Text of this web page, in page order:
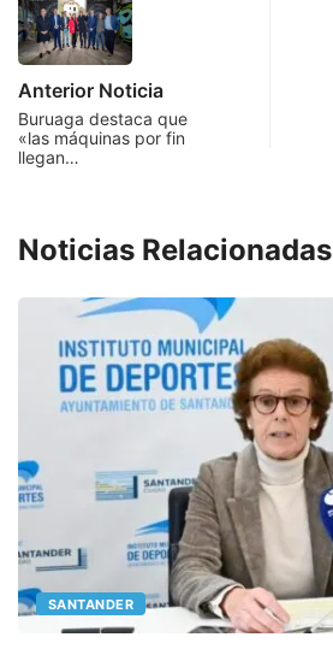
Anterior Noticia
Buruaga destaca que
«las máquinas por fin
llegan…
Noticias Relacionadas
SANTANDER